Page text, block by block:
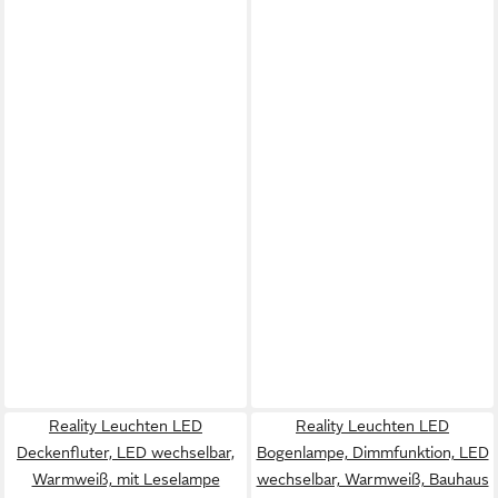
Reality Leuchten LED
Deckenfluter, LED wechselbar,
Warmweiß, mit Leselampe
Reality Leuchten LED
Bogenlampe, Dimmfunktion, LED
wechselbar, Warmweiß, Bauhaus